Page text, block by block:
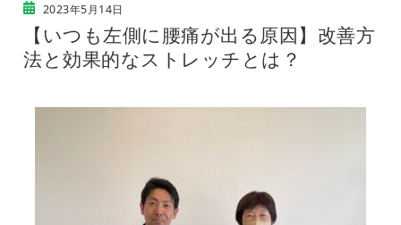
2023年5月14日
【いつも左側に腰痛が出る原因】改善方
法と効果的なストレッチとは？